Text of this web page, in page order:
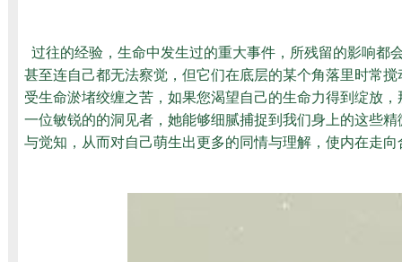
过往的经验，生命中发生过的重大事件，所残留的影响都
甚至连自己都无法察觉，但它们在底层的某个角落里时常
受生命淤堵绞缠之苦，如果您渴望自己的生命力得到绽放
一位敏锐的的洞见者，她能够细腻捕捉到我们身上的这些
与觉知，从而对自己萌生出更多的同情与理解，使内在走